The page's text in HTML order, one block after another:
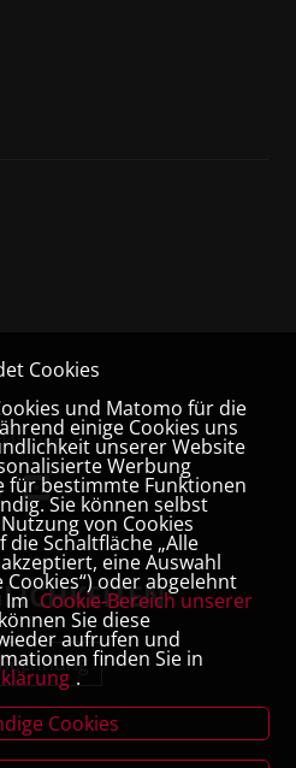
Cookies
und Matomo für die
einige Cookies uns
unserer Website
Werbung
für bestimmte Funktionen
Sie können selbst
von Cookies
Schaltfläche „Alle
eine Auswahl
oder abgelehnt
Im Cookie-Bereich unserer
Sie diese
aufrufen und
finden Sie in
.
Cookies